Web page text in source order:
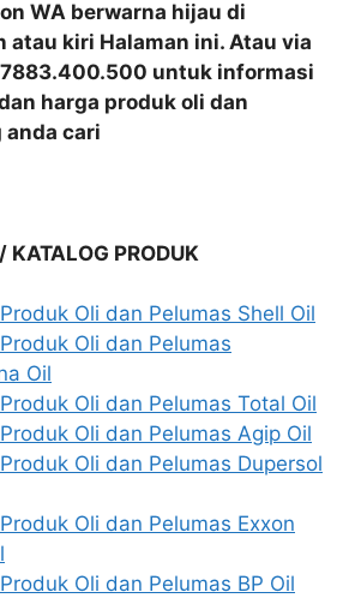
WA berwarna hijau di
atau kiri Halaman ini. Atau via
untuk informasi
harga produk oli dan
anda cari
KATALOG PRODUK
Oli dan Pelumas Shell Oil
Oli dan Pelumas
Oil
Oli dan Pelumas Total Oil
Oli dan Pelumas Agip Oil
Oli dan Pelumas Dupersol
Oli dan Pelumas Exxon
Oli dan Pelumas BP Oil